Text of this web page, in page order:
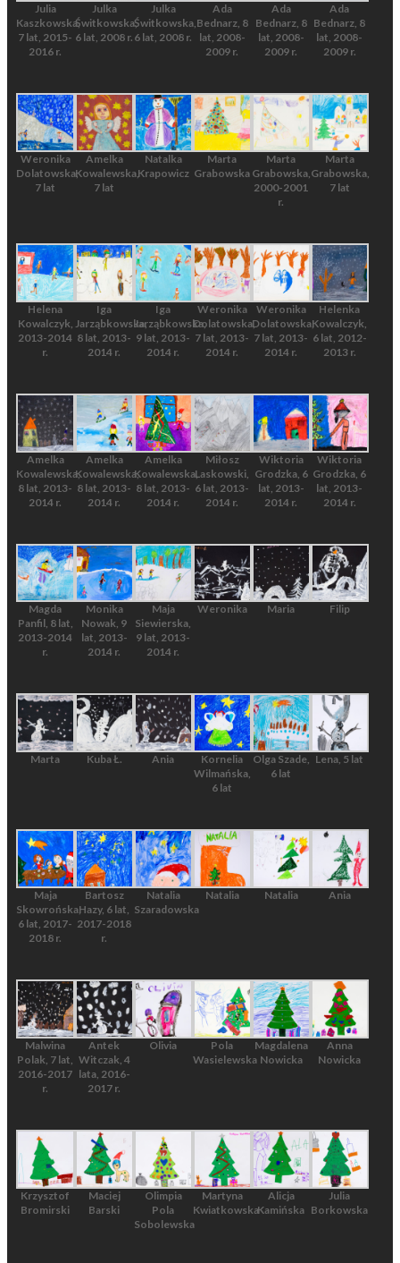
Julia
Kaszkowska,
7 lat, 2015-
2016 r.
Julka
Świtkowska,
6 lat, 2008 r.
Julka
Świtkowska,
6 lat, 2008 r.
Ada
Bednarz, 8
lat, 2008-
2009 r.
Ada
Bednarz, 8
lat, 2008-
2009 r.
Ada
Bednarz, 8
lat, 2008-
2009 r.
Weronika
Dolatowska,
7 lat
Amelka
Kowalewska,
7 lat
Natalka
Krapowicz
Marta
Grabowska
Marta
Grabowska,
2000-2001
r.
Marta
Grabowska,
7 lat
Helena
Kowalczyk,
2013-2014
r.
Iga
Jarząbkowska,
8 lat, 2013-
2014 r.
Iga
Jarząbkowska,
9 lat, 2013-
2014 r.
Weronika
Dolatowska,
7 lat, 2013-
2014 r.
Weronika
Dolatowska,
7 lat, 2013-
2014 r.
Helenka
Kowalczyk,
6 lat, 2012-
2013 r.
Amelka
Kowalewska,
8 lat, 2013-
2014 r.
Amelka
Kowalewska,
8 lat, 2013-
2014 r.
Amelka
Kowalewska,
8 lat, 2013-
2014 r.
Miłosz
Laskowski,
6 lat, 2013-
2014 r.
Wiktoria
Grodzka, 6
lat, 2013-
2014 r.
Wiktoria
Grodzka, 6
lat, 2013-
2014 r.
Magda
Panfil, 8 lat,
2013-2014
r.
Monika
Nowak, 9
lat, 2013-
2014 r.
Maja
Siewierska,
9 lat, 2013-
2014 r.
Weronika Maria Filip
Marta Kuba Ł. Ania
Kornelia
Wilmańska,
6 lat
Olga Szade,
6 lat
Lena, 5 lat
Maja
Skowrońska,
6 lat, 2017-
2018 r.
Bartosz
Hazy, 6 lat,
2017-2018
r.
Natalia
Szaradowska
Natalia Natalia Ania
Malwina
Polak, 7 lat,
2016-2017
r.
Antek
Witczak, 4
lata, 2016-
2017 r.
Olivia
Pola
Wasielewska
Magdalena
Nowicka
Anna
Nowicka
Krzysztof
Bromirski
Maciej
Barski
Olimpia
Pola
Sobolewska
Martyna
Kwiatkowska
Alicja
Kamińska
Julia
Borkowska